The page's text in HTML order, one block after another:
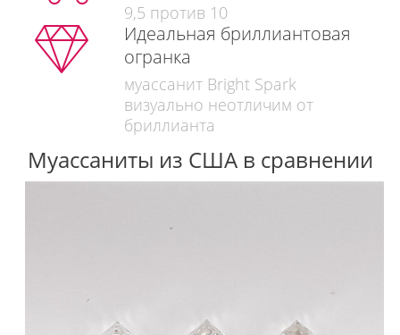
9,5 против 10
Идеальная бриллиантовая
огранка
муассанит Bright Spark
визуально неотличим от
бриллианта
Муассаниты из США в сравнении